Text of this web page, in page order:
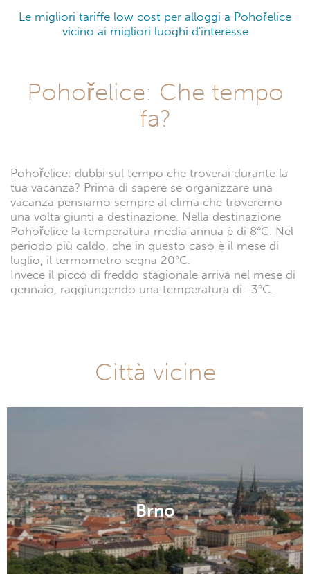
Le migliori tariffe low cost per alloggi a Pohořelice
vicino ai migliori luoghi d'interesse
Pohořelice: Che tempo
fa?
Pohořelice: dubbi sul tempo che troverai durante la
tua vacanza? Prima di sapere se organizzare una
vacanza pensiamo sempre al clima che troveremo
una volta giunti a destinazione. Nella destinazione
Pohořelice la temperatura media annua è di 8°C. Nel
periodo più caldo, che in questo caso è il mese di
luglio, il termometro segna 20°C.
Invece il picco di freddo stagionale arriva nel mese di
gennaio, raggiungendo una temperatura di -3°C.
Città vicine
Brno